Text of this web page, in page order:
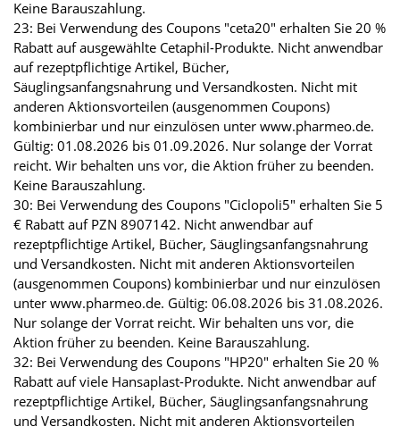
Keine Barauszahlung.
23: Bei Verwendung des Coupons "ceta20" erhalten Sie 20 %
Rabatt auf ausgewählte Cetaphil-Produkte. Nicht anwendbar
auf rezeptpflichtige Artikel, Bücher,
Säuglingsanfangsnahrung und Versandkosten. Nicht mit
anderen Aktionsvorteilen (ausgenommen Coupons)
kombinierbar und nur einzulösen unter www.pharmeo.de.
Gültig: 01.08.2026 bis 01.09.2026. Nur solange der Vorrat
reicht. Wir behalten uns vor, die Aktion früher zu beenden.
Keine Barauszahlung.
30: Bei Verwendung des Coupons "Ciclopoli5" erhalten Sie 5
€ Rabatt auf PZN 8907142. Nicht anwendbar auf
rezeptpflichtige Artikel, Bücher, Säuglingsanfangsnahrung
und Versandkosten. Nicht mit anderen Aktionsvorteilen
(ausgenommen Coupons) kombinierbar und nur einzulösen
unter www.pharmeo.de. Gültig: 06.08.2026 bis 31.08.2026.
Nur solange der Vorrat reicht. Wir behalten uns vor, die
Aktion früher zu beenden. Keine Barauszahlung.
32: Bei Verwendung des Coupons "HP20" erhalten Sie 20 %
Rabatt auf viele Hansaplast-Produkte. Nicht anwendbar auf
rezeptpflichtige Artikel, Bücher, Säuglingsanfangsnahrung
und Versandkosten. Nicht mit anderen Aktionsvorteilen